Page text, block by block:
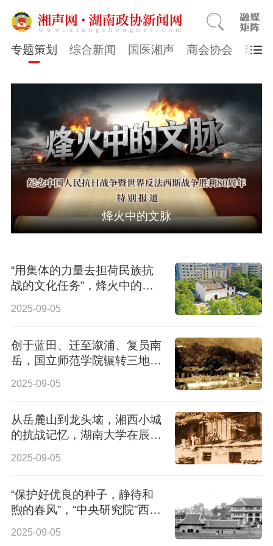
专题策划 综合新闻 国医湘声 商会协会 理论
烽火中的文脉
“用集体的力量去担荷民族抗
战的文化任务”，烽火中的力
2025-09-05
创于蓝田、迁至溆浦、复员南
岳，国立师范学院辗转三地：
2025-09-05
从岳麓山到龙头垴，湘西小城
的抗战记忆，湖南大学在辰
2025-09-05
“保护好优良的种子，静待和
煦的春风”，“中央研究院”西迁
2025-09-05